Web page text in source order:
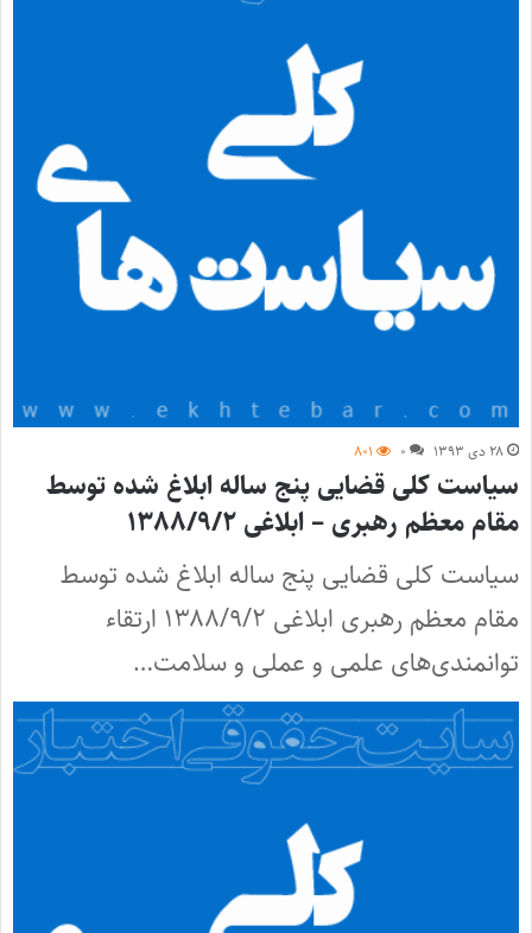
۲۸ دی ۱۳۹۳ ۰ ۸۰۱
سیاست کلی قضایی پنج ساله ابلاغ شده توسط
مقام معظم رهبری – ابلاغی ۱۳۸۸/۹/۲
سیاست کلی قضایی پنج ساله ابلاغ شده توسط
مقام معظم رهبری ابلاغی ۱۳۸۸/۹/۲ ارتقاء
توانمندی‌های علمی و عملی و سلامت…